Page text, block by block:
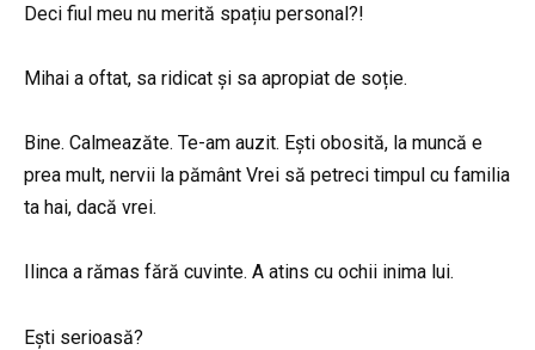
Deci fiul meu nu merită spațiu personal?!
Mihai a oftat, sa ridicat și sa apropiat de soție.
Bine. Calmeazăte. Te-am auzit. Ești obosită, la muncă e
prea mult, nervii la pământ Vrei să petreci timpul cu familia
ta hai, dacă vrei.
Ilinca a rămas fără cuvinte. A atins cu ochii inima lui.
Ești serioasă?